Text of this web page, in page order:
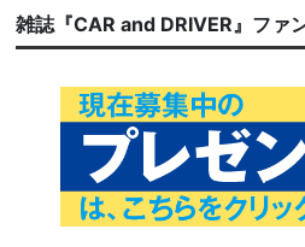
雑誌『CAR and DRIVER』ファ